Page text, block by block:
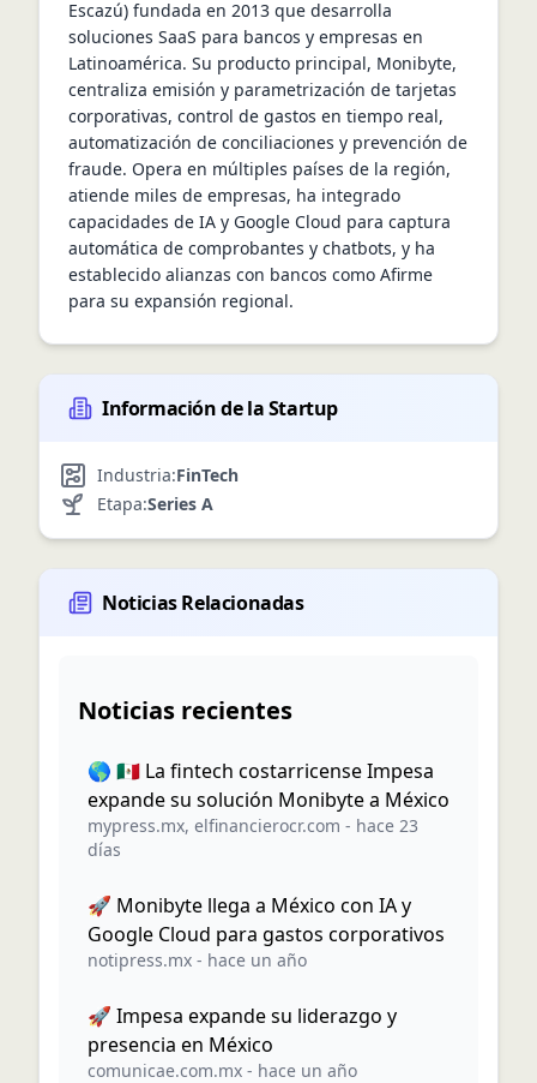
Escazú) fundada en 2013 que desarrolla
soluciones SaaS para bancos y empresas en
Latinoamérica. Su producto principal, Monibyte,
centraliza emisión y parametrización de tarjetas
corporativas, control de gastos en tiempo real,
automatización de conciliaciones y prevención de
fraude. Opera en múltiples países de la región,
atiende miles de empresas, ha integrado
capacidades de IA y Google Cloud para captura
automática de comprobantes y chatbots, y ha
establecido alianzas con bancos como Afirme
para su expansión regional.
Información de la Startup
Industria:FinTech
Etapa:Series A
Noticias Relacionadas
Noticias recientes
🌎 🇲🇽 La fintech costarricense Impesa
expande su solución Monibyte a México
mypress.mx, elfinancierocr.com - hace 23
días
🚀 Monibyte llega a México con IA y
Google Cloud para gastos corporativos
notipress.mx - hace un año
🚀 Impesa expande su liderazgo y
presencia en México
comunicae.com.mx - hace un año